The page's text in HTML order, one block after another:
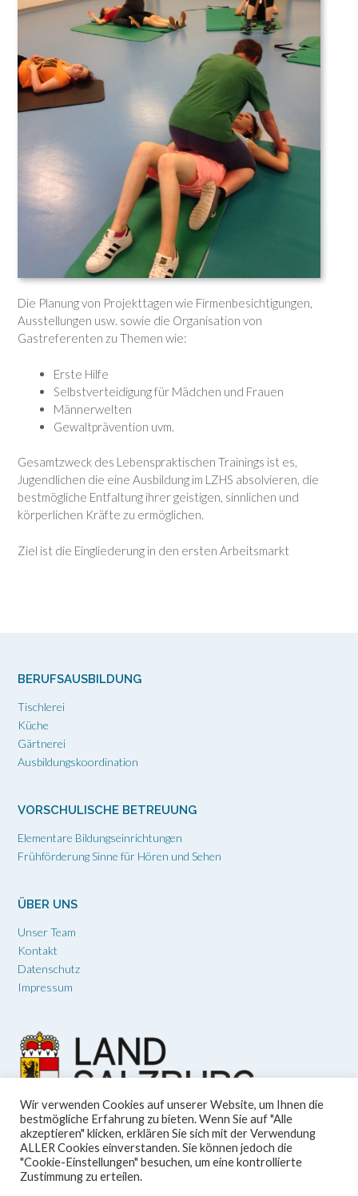
Die Planung von Projekttagen wie Firmenbesichtigungen,
Ausstellungen usw. sowie die Organisation von
Gastreferenten zu Themen wie:
Erste Hilfe
Selbstverteidigung für Mädchen und Frauen
Männerwelten
Gewaltprävention uvm.
Gesamtzweck des Lebenspraktischen Trainings ist es,
Jugendlichen die eine Ausbildung im LZHS absolvieren, die
bestmögliche Entfaltung ihrer geistigen, sinnlichen und
körperlichen Kräfte zu ermöglichen.
Ziel ist die Eingliederung in den ersten Arbeitsmarkt
BERUFSAUSBILDUNG
Tischlerei
Küche
Gärtnerei
Ausbildungskoordination
VORSCHULISCHE BETREUUNG
Elementare Bildungseinrichtungen
Frühförderung Sinne für Hören und Sehen
ÜBER UNS
Unser Team
Kontakt
Datenschutz
Impressum
Wir verwenden Cookies auf unserer Website, um Ihnen die
bestmögliche Erfahrung zu bieten. Wenn Sie auf "Alle
akzeptieren" klicken, erklären Sie sich mit der Verwendung
ALLER Cookies einverstanden. Sie können jedoch die
"Cookie-Einstellungen" besuchen, um eine kontrollierte
Zustimmung zu erteilen.